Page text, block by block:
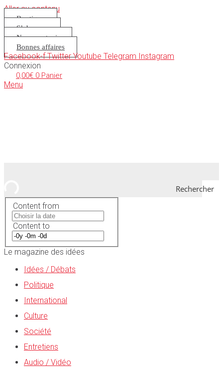
Aller au contenu
Boutique
S’abonner
Nous soutenir
Bonnes affaires
Facebook-f Twitter Youtube Telegram Instagram
Connexion
0,00€ 0 Panier
Menu
Rechercher
Content from
Content to
Le magazine des idées
Idées / Débats
Politique
International
Culture
Société
Entretiens
Audio / Vidéo